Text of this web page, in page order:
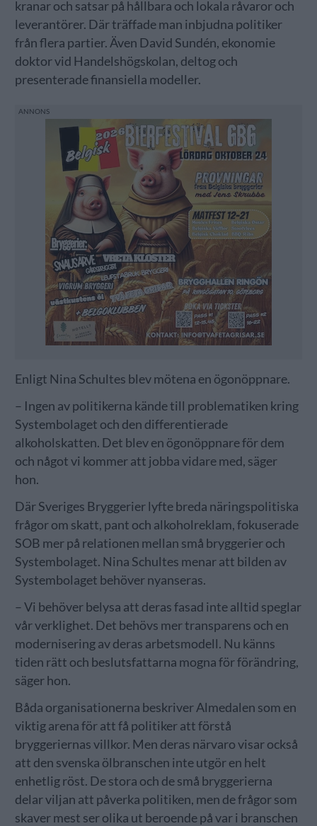
kranar och satsar på hållbara och lokala råvaror och
leverantörer. Där träffade man inbjudna politiker
från flera partier. Även David Sundén, ekonomie
doktor vid Handelshögskolan, deltog och
presenterade finansiella modeller.
Enligt Nina Schultes blev mötena en ögonöppnare.
– Ingen av politikerna kände till problematiken kring
Systembolaget och den differentierade
alkoholskatten. Det blev en ögonöppnare för dem
och något vi kommer att jobba vidare med, säger
hon.
Där Sveriges Bryggerier lyfte breda näringspolitiska
frågor om skatt, pant och alkoholreklam, fokuserade
SOB mer på relationen mellan små bryggerier och
Systembolaget. Nina Schultes menar att bilden av
Systembolaget behöver nyanseras.
– Vi behöver belysa att deras fasad inte alltid speglar
vår verklighet. Det behövs mer transparens och en
modernisering av deras arbetsmodell. Nu känns
tiden rätt och beslutsfattarna mogna för förändring,
säger hon.
Båda organisationerna beskriver Almedalen som en
viktig arena för att få politiker att förstå
bryggeriernas villkor. Men deras närvaro visar också
att den svenska ölbranschen inte utgör en helt
enhetlig röst. De stora och de små bryggerierna
delar viljan att påverka politiken, men de frågor som
skaver mest ser olika ut beroende på var i branschen